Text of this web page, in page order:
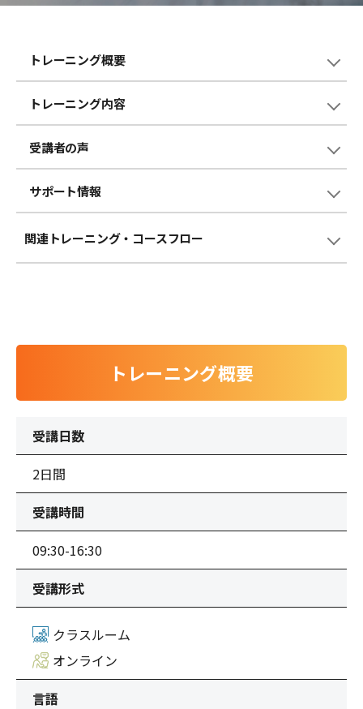
トレーニング概要
トレーニング内容
受講者の声
サポート情報
関連トレーニング・コースフロー
トレーニング概要
受講日数
2日間
受講時間
09:30-16:30
受講形式
クラスルーム
オンライン
言語